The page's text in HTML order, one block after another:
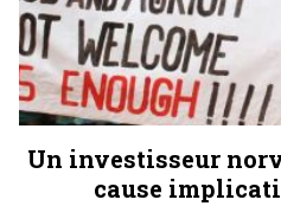
Un investisseur
cause